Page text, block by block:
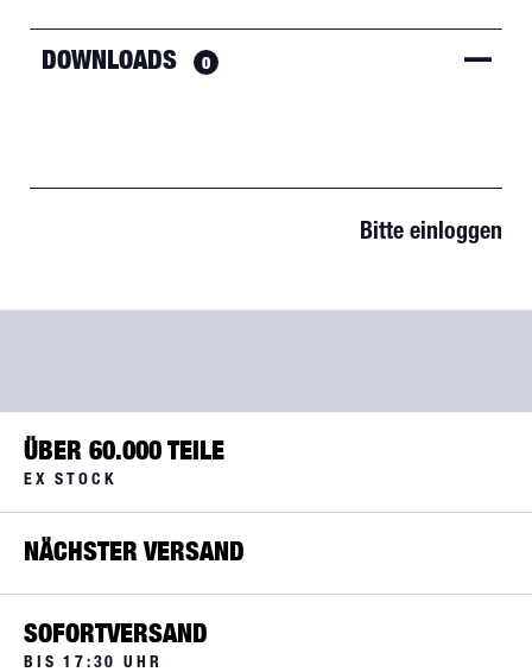
DOWNLOADS 0
Bitte einloggen
ÜBER 60.000 TEILE
EX STOCK
NÄCHSTER VERSAND
SOFORTVERSAND
BIS 17:30 UHR